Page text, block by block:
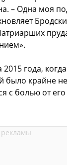
– Одна моя
года,
было крайне
с болью от